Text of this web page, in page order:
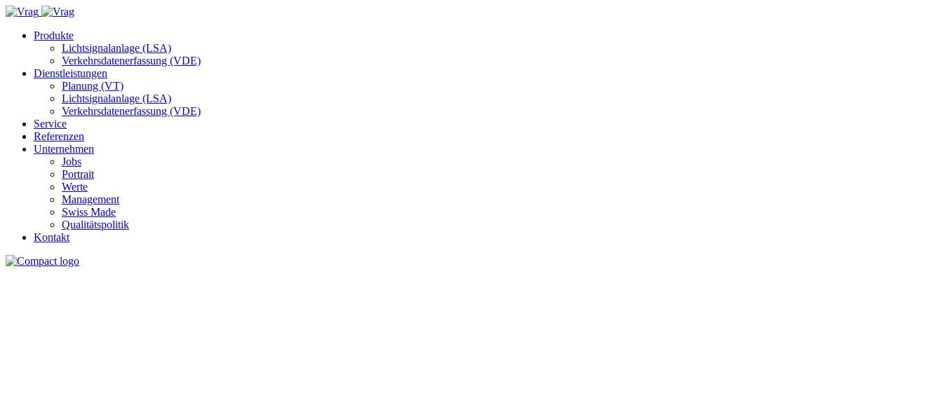
Produkte
Lichtsignalanlage (LSA)
Verkehrsdatenerfassung (VDE)
Dienstleistungen
Planung (VT)
Lichtsignalanlage (LSA)
Verkehrsdatenerfassung (VDE)
Service
Referenzen
Unternehmen
Jobs
Portrait
Werte
Management
Swiss Made
Qualitätspolitik
Kontakt